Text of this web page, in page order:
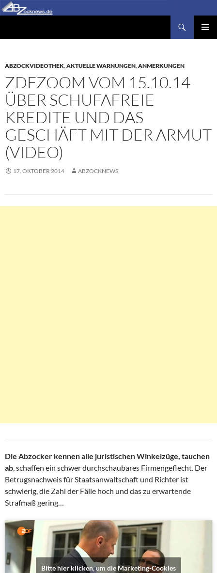
Zum
Inhalt
ABZOCKVIDEOTHEK,AKTUELLE WARNUNGEN,ANMERKUNGEN
ZDFZOOM VOM 15.10.14
ÜBER SCHUFAFREIE
KREDITE UND DAS
GESCHÄFT MIT DER ARMUT
(VIDEO)
17. OKTOBER 2014 ABZOCKNEWS
Die Abzocker kennen alle juristischen Winkelzüge, tauchen
ab, schaffen ein schwer durchschaubares Firmengeflecht. Der
Betrugsnachweis für Staatsanwaltschaft und Richter ist
schwierig, die Zahl der Fälle hoch und das zu erwartende
Strafmaß gering…
Bitte hier klicken, um die Marketing-Cookies